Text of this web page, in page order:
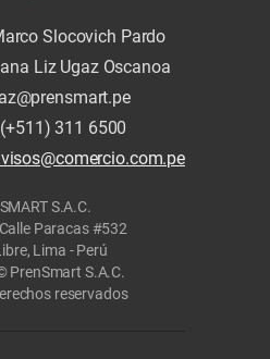
Slocovich Pardo
Liz Ugaz Oscanoa
311 6500
S.A.C.
Paracas #532
Lima - Perú
PrenSmart S.A.C.
reservados